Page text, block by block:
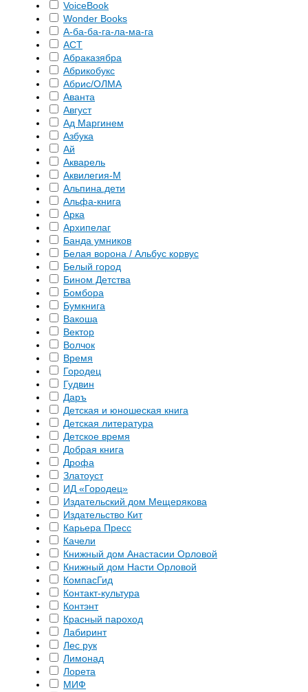
VoiceBook
Wonder Books
А-ба-ба-га-ла-ма-га
АСТ
Абраказябра
Абрикобукс
Абрис/ОЛМА
Аванта
Август
Ад Маргинем
Азбука
Ай
Акварель
Аквилегия-М
Альпина.дети
Альфа-книга
Арка
Архипелаг
Банда умников
Белая ворона / Альбус корвус
Белый город
Бином Детства
Бомбора
Бумкнига
Вакоша
Вектор
Волчок
Время
Городец
Гудвин
Даръ
Детская и юношеская книга
Детская литература
Детское время
Добрая книга
Дрофа
Златоуст
ИД «Городец»
Издательский дом Мещерякова
Издательство Кит
Карьера Пресс
Качели
Книжный дом Анастасии Орловой
Книжный дом Насти Орловой
КомпасГид
Контакт-культура
Контэнт
Красный пароход
Лабиринт
Лес рук
Лимонад
Лорета
МИФ